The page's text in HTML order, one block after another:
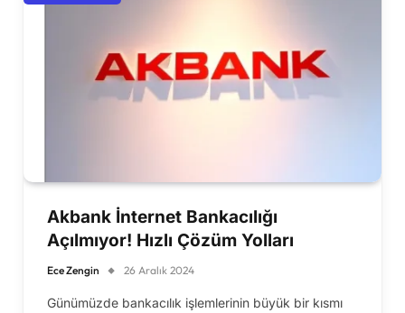
Akbank İnternet Bankacılığı
Açılmıyor! Hızlı Çözüm Yolları
Ece Zengin 26 Aralık 2024
Günümüzde bankacılık işlemlerinin büyük bir kısmı